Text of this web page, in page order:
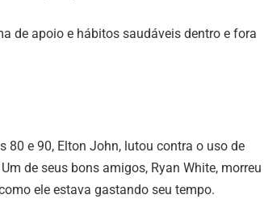
de apoio e hábitos saudáveis ​​dentro e fora
e 90, Elton John, lutou contra o uso de
de seus bons amigos, Ryan White, morreu
ele estava gastando seu tempo.